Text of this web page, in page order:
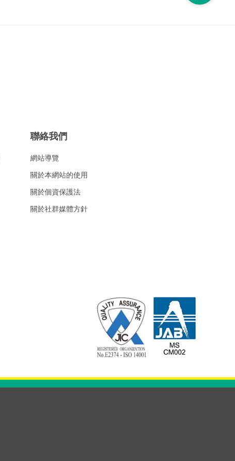
聯絡我們
網站導覽
關於本網站的使用
關於個資保護法
關於社群媒體方針